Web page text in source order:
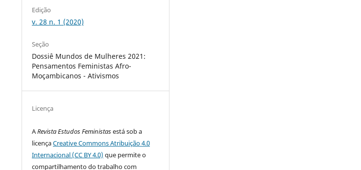
Edição
v. 28 n. 1 (2020)
Seção
Dossiê Mundos de Mulheres 2021:
Pensamentos Feministas Afro-
Moçambicanos - Ativismos
Licença
ARevista Estudos Feministasestá sob a
licençaCreative Commons Atribuição 4.0
Internacional (CC BY 4.0) que permite o
compartilhamento do trabalho com